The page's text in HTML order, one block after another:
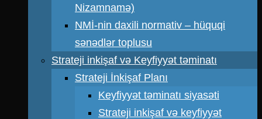
Nizamnamə)
NMİ-nin daxili normativ – hüquqi
sənədlər toplusu
Strateji inkişaf və Keyfiyyət təminatı
Strateji İnkişaf Planı
Keyfiyyət təminatı siyasəti
Strateji inkişaf və keyfiyyət